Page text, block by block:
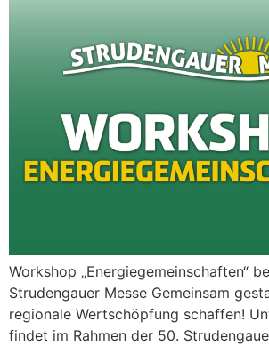
Workshop „Energiegemeinschaften“
Strudengauer Messe Gemeinsam
regionale Wertschöpfung schaffen!
findet im Rahmen der 50.